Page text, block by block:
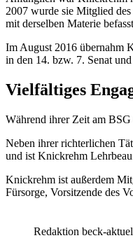
2007 wurde sie Mitglied des
mit derselben Materie
Im August 2016 übernahm
in den 14. bzw. 7. Senat
Vielfältiges
Während ihrer Zeit am
Neben ihrer richterlichen
und ist Knickrehm
Knickrehm ist außerdem
Fürsorge, Vorsitzende des
Redaktion beck-